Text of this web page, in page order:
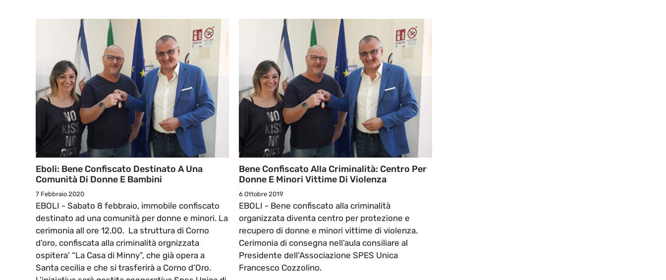
Eboli: Bene Confiscato Destinato A Una
Comunità Di Donne E Bambini
7 Febbraio 2020
EBOLI - Sabato 8 febbraio, immobile confiscato
destinato ad una comunità per donne e minori. La
cerimonia all ore 12.00. La struttura di Corno
d'oro, confiscata alla criminalità orgnizzata
ospitera' “La Casa di Minny”, che già opera a
Santa cecilia e che si trasferirà a Corno d’Oro.
Bene Confiscato Alla Criminalità: Centro Per
Donne E Minori Vittime Di Violenza
6 Ottobre 2019
EBOLI - Bene confiscato alla criminalità
organizzata diventa centro per protezione e
recupero di donne e minori vittime di violenza.
Cerimonia di consegna nell’aula consiliare al
Presidente dell'Associazione SPES Unica
Francesco Cozzolino.